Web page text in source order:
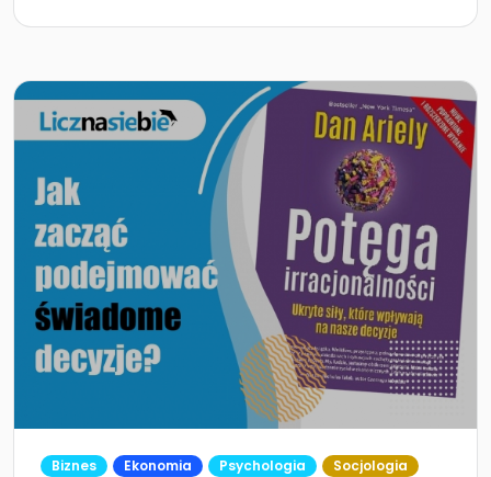
Biznes Ekonomia Psychologia Socjologia